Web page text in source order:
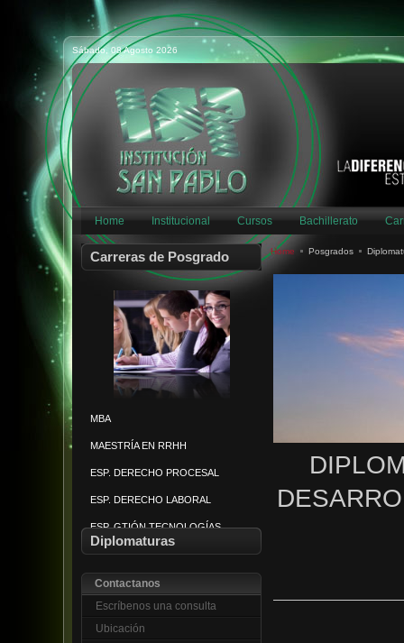
Sábado, 08 Agosto 2026
Home Institucional Cursos Bachillerato
Carreras de Posgrado
MBA
MAESTRÍA EN RRHH
ESP. DERECHO PROCESAL
ESP. DERECHO LABORAL
ESP. GTIÓN TECNOLOGÍAS
Diplomaturas
GTIÓN OMNICANAL CLIENTE
COACHING ORGANIZACIONAL
PROJECT MANAGEMENT
AUDITORÍA Y CONTABILIDAD
GTIÓN CAPITAL HUMANO
GTIÓN DEPORTIVA
PREVENCIÓN RIESG INDUST
SMART CITIES
INTEGRACIÓN EDUCATIVA
FUND. UNIDAD PEDAGÓGICA
DER PROCESAL CIVIL GRAL
DER PROCESAL CIVIL ESP
PROTECC DERECHO SALUD
SEGURIDAD PRIV Y CORP
Contactanos
Escríbenos una consulta
Ubicación
Home Posgrados